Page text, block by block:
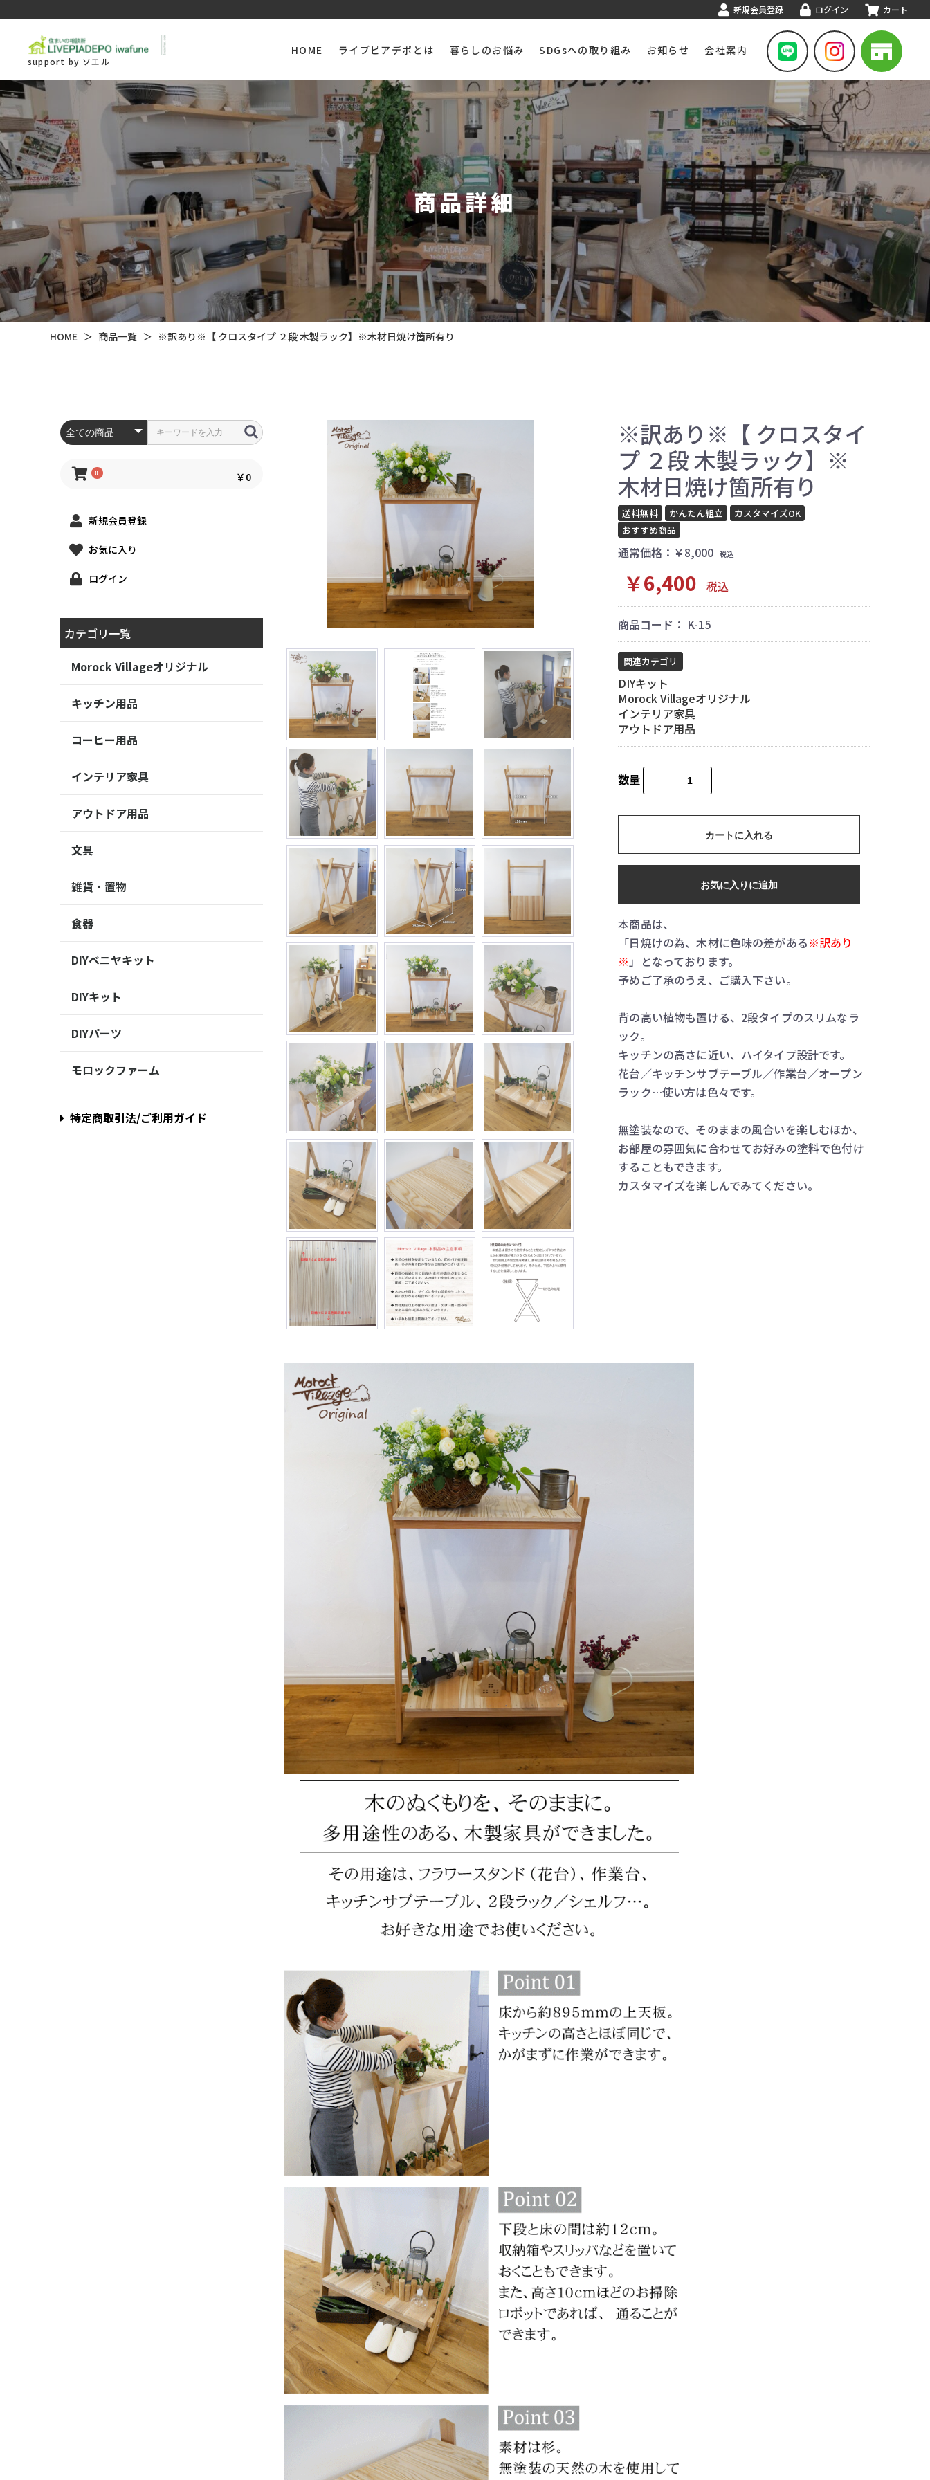
新規会員登録 ログイン カート
support by ソエル
HOME ライブピアデポとは 暮らしのお悩み SDGsへの取り組み お知らせ 会社案内
商品詳細
HOME ＞ 商品一覧 ＞ ※訳あり※【 クロスタイプ ２段 木製ラック】※木材日焼け箇所有り
0 ￥0
新規会員登録
お気に入り
ログイン
カテゴリ一覧
Morock Villageオリジナル
キッチン用品
コーヒー用品
インテリア家具
アウトドア用品
文具
雑貨・置物
食器
DIYベニヤキット
DIYキット
DIYパーツ
モロックファーム
特定商取引法/ご利用ガイド
※訳あり※【 クロスタイ
プ ２段 木製ラック】※
木材日焼け箇所有り
送料無料 かんたん組立
カスタマイズOK
おすすめ商品
通常価格：￥8,000 税込
￥6,400 税込
商品コード： K-15
関連カテゴリ
DIYキット
Morock Villageオリジナル
インテリア家具
アウトドア用品
数量
カートに入れる
お気に入りに追加
本商品は、
「日焼けの為、木材に色味の差がある※訳あり
※」となっております。
予めご了承のうえ、ご購入下さい。
背の高い植物も置ける、2段タイプのスリムなラ
ック。
キッチンの高さに近い、ハイタイプ設計です。
花台／キッチンサブテーブル／作業台／オープン
ラック…使い方は色々です。
無塗装なので、そのままの風合いを楽しむほか、
お部屋の雰囲気に合わせてお好みの塗料で色付け
することもできます。
カスタマイズを楽しんでみてください。